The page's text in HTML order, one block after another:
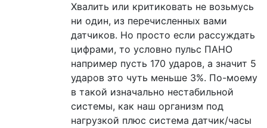
Хвалить или критиковать не возьмусь
ни один, из перечисленных вами
датчиков. Но просто если рассуждать
цифрами, то условно пульс ПАНО
например пусть 170 ударов, а значит 5
ударов это чуть меньше 3%. По-моему
в такой изначально нестабильной
системы, как наш организм под
нагрузкой плюс система датчик/часы